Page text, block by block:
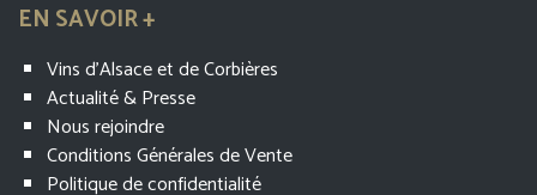
EN SAVOIR +
Vins d’Alsace et de Corbières
Actualité & Presse
Nous rejoindre
Conditions Générales de Vente
Politique de confidentialité